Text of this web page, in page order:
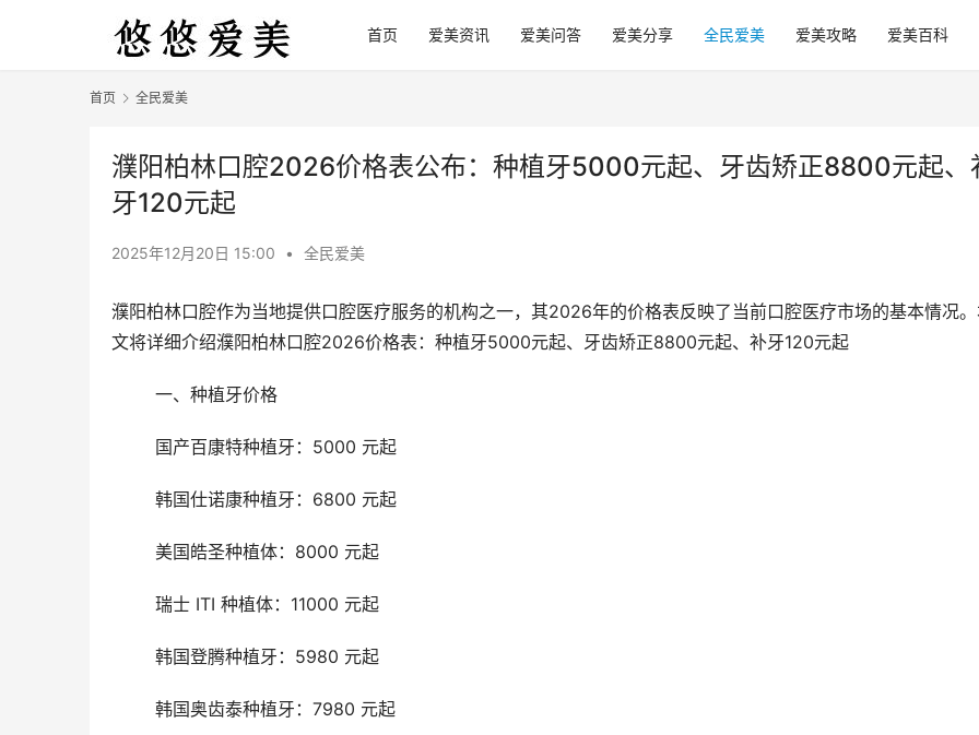
首页 爱美资讯 爱美问答 爱美分享 全民爱美 爱美攻略 爱美百科
首页 全民爱美
濮阳柏林口腔2026价格表公布：种植牙5000元起、牙齿矫正8800元起、
牙120元起
2025年12月20日 15:00 • 全民爱美
濮阳柏林口腔作为当地提供口腔医疗服务的机构之一，其2026年的价格表反映了当前口腔医疗市场的基本情况
文将详细介绍濮阳柏林口腔2026价格表：种植牙5000元起、牙齿矫正8800元起、补牙120元起
	一、种植牙价格
	国产百康特种植牙：5000 元起
	韩国仕诺康种植牙：6800 元起
	美国皓圣种植体：8000 元起
	瑞士 ITI 种植体：11000 元起
	韩国登腾种植牙：5980 元起
	韩国奥齿泰种植牙：7980 元起